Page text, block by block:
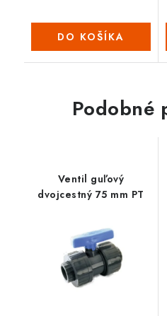
DO KOŠÍKA
Podobné
Ventil guľový
dvojcestný 75 mm PT